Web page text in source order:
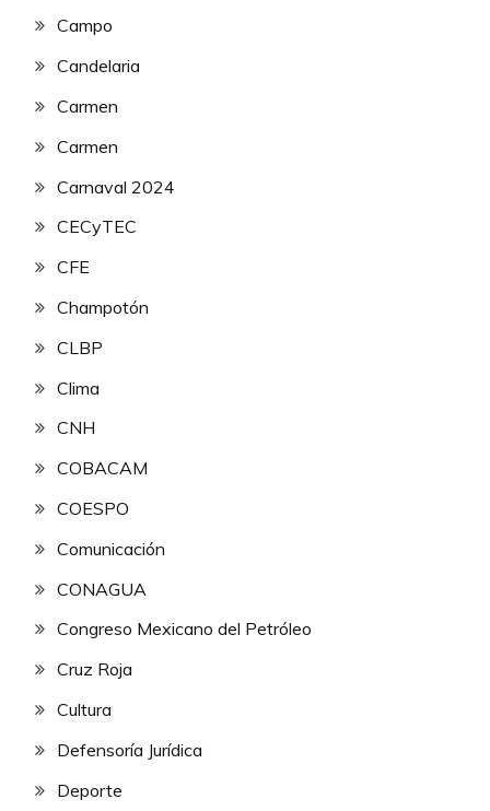
Campo
Candelaria
Carmen
Carmen
Carnaval 2024
CECyTEC
CFE
Champotón
CLBP
Clima
CNH
COBACAM
COESPO
Comunicación
CONAGUA
Congreso Mexicano del Petróleo
Cruz Roja
Cultura
Defensoría Jurídica
Deporte